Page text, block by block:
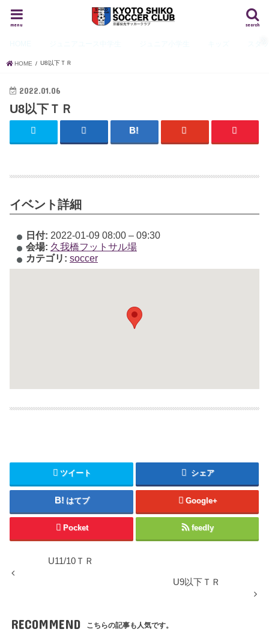
search
menu
HOME U8以下ＴＲ
2022.01.06
U8以下ＴＲ
イベント詳細
日付: 2022-01-09 08:00– 09:30
会場: 久我橋フットサル場
カテゴリ: soccer
ツイート シェア
はてブ Google+
Pocket feedly
U11/10ＴＲ
U9以下ＴＲ
RECOMMEND こちらの記事も人気です。